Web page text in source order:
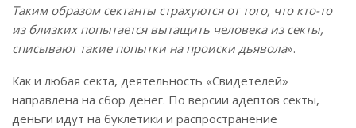
Таким образом сектанты страхуются от того, что кто-то
из близких попытается вытащить человека из секты,
списывают такие попытки на происки дьявола».
Как и любая секта, деятельность «Свидетелей»
направлена на сбор денег. По версии адептов секты,
деньги идут на буклетики и распространение